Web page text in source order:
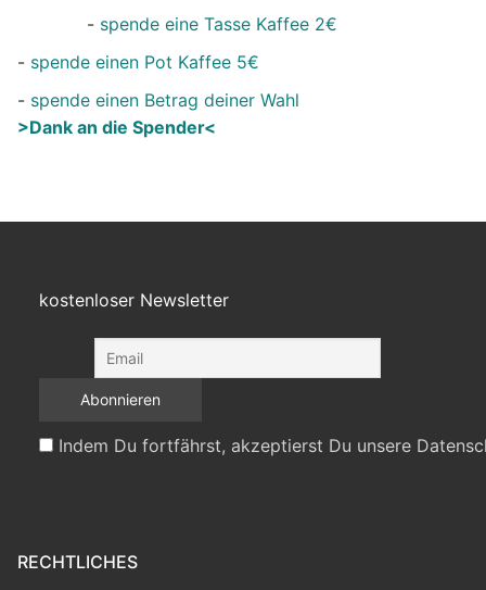
- spende eine Tasse Kaffee 2€
- spende einen Pot Kaffee 5€
- spende einen Betrag deiner Wahl
>Dank an die Spender<
kostenloser Newsletter
Indem Du fortfährst, akzeptierst Du unsere
RECHTLICHES